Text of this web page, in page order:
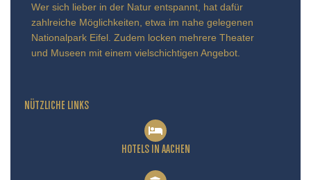
Wer sich lieber in der Natur entspannt, hat dafür
zahlreiche Möglichkeiten, etwa im nahe gelegenen
Nationalpark Eifel. Zudem locken mehrere Theater
und Museen mit einem vielschichtigen Angebot.
NÜTZLICHE LINKS
HOTELS IN AACHEN